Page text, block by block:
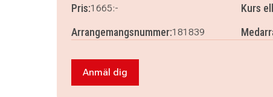
Pris:1665:- Kurs
Arrangemangsnummer:181839
Anmäl dig till NYHET! Psykologi i
Anmäl dig